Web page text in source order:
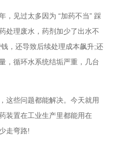
，见过太多因为 “加药不当” 踩
处理废水，药剂加少了出水不
，还导致后续处理成本飙升;还
，循环水系统结垢严重，几台
这些问题都能解决。今天就用
装置在工业生产里都能用在
走弯路!